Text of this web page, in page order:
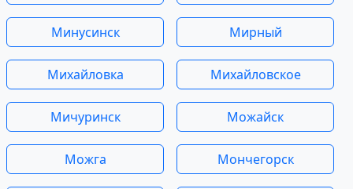
Минусинск Мирный
Михайловка Михайловское
Мичуринск Можайск
Можга Мончегорск